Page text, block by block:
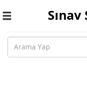
Toggle
Sınav